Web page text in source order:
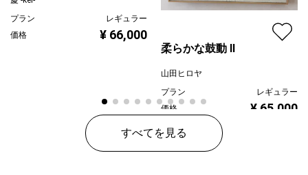
プラン
レギュラー
価格
¥ 66,000
柔らかな鼓動 Ⅱ
山田ヒロヤ
プラン
レギュラー
価格
¥ 65,000
すべてを見る